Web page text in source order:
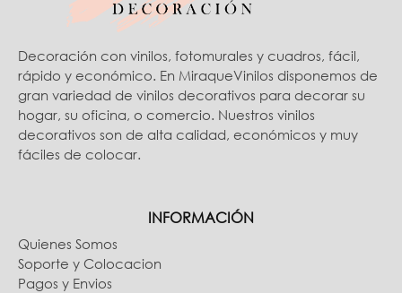
Decoración con vinilos, fotomurales y cuadros, fácil,
rápido y económico. En MiraqueVinilos disponemos de
gran variedad de vinilos decorativos para decorar su
hogar, su oficina, o comercio. Nuestros vinilos
decorativos son de alta calidad, económicos y muy
fáciles de colocar.
INFORMACIÓN
Quienes Somos
Soporte y Colocacion
Pagos y Envios